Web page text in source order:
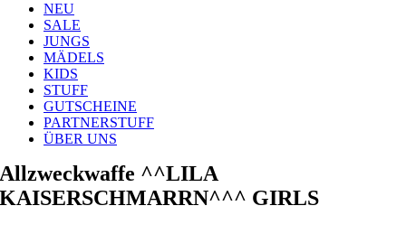
NEU
SALE
JUNGS
MÄDELS
KIDS
STUFF
GUTSCHEINE
PARTNERSTUFF
ÜBER UNS
Allzweckwaffe ^^LILA
KAISERSCHMARRN^^^ GIRLS